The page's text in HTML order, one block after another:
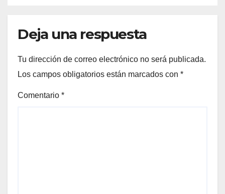
Deja una respuesta
Tu dirección de correo electrónico no será publicada.
Los campos obligatorios están marcados con *
Comentario *